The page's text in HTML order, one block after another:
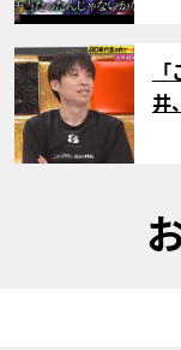
サム
井